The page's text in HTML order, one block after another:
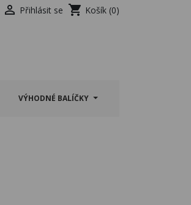
 Přihlásit se shopping_cart Košík (0)
VÝHODNÉ BALÍČKY